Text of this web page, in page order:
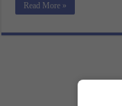
Read More »